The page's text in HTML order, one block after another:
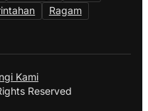
Ragam
Kami
Reserved